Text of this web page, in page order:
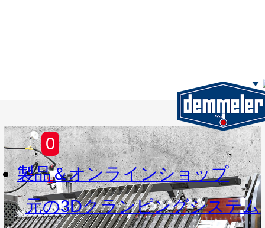
0
製品＆オンラインショップ
元の3Dクランピングシステム